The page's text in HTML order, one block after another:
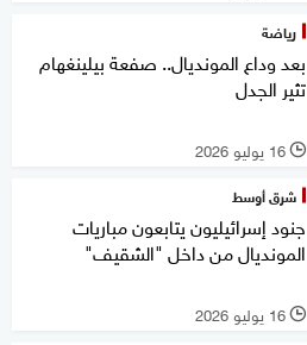
رياضة
بعد وداع المونديال.. صفعة بيلينغهام
تثير الجدل
l 16 يوليو 2026
شرق أوسط
جنود إسرائيليون يتابعون مباريات
المونديال من داخل "الشقيف"
l 16 يوليو 2026